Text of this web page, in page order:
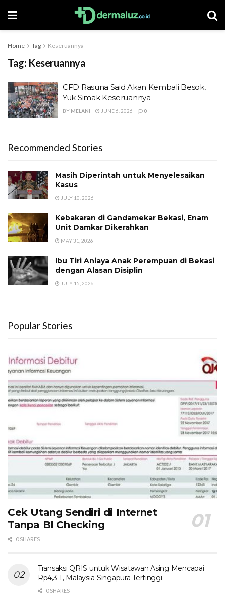
Home Tag Keseruannya
Tag: Keseruannya
CFD Rasuna Said Akan Kembali Besok,
Yuk Simak Keseruannya
BY MELANI JUNE 6, 2026 0
Recommended Stories
Masih Diperintah untuk Menyelesaikan
Kasus
JULY 10, 2026
Kebakaran di Gandamekar Bekasi, Enam
Unit Damkar Dikerahkan
MAY 31, 2026
Ibu Tiri Aniaya Anak Perempuan di Bekasi
dengan Alasan Disiplin
JULY 15, 2026
Popular Stories
Cek Utang Sendiri di Internet
Tanpa BI Checking
0 SHARES
Transaksi QRIS untuk Wisatawan Asing Mencapai
Rp4,3 T, Malaysia-Singapura Tertinggi
0 SHARES